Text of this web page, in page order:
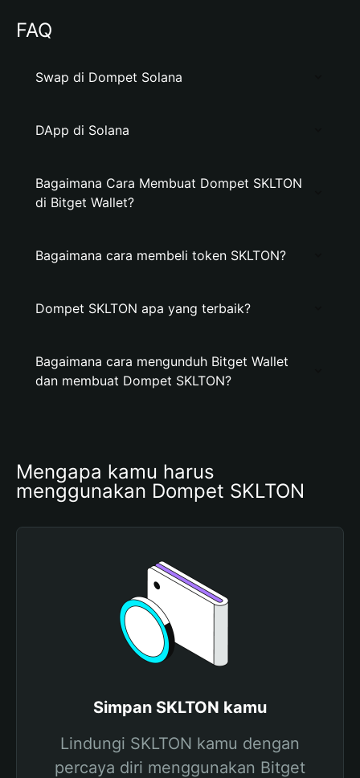
FAQ
Swap di Dompet Solana
DApp di Solana
Bagaimana Cara Membuat Dompet SKLTON
di Bitget Wallet?
Bagaimana cara membeli token SKLTON?
Dompet SKLTON apa yang terbaik?
Bagaimana cara mengunduh Bitget Wallet
dan membuat Dompet SKLTON?
Mengapa kamu harus
menggunakan Dompet SKLTON
Simpan SKLTON kamu
Lindungi SKLTON kamu dengan
percaya diri menggunakan Bitget